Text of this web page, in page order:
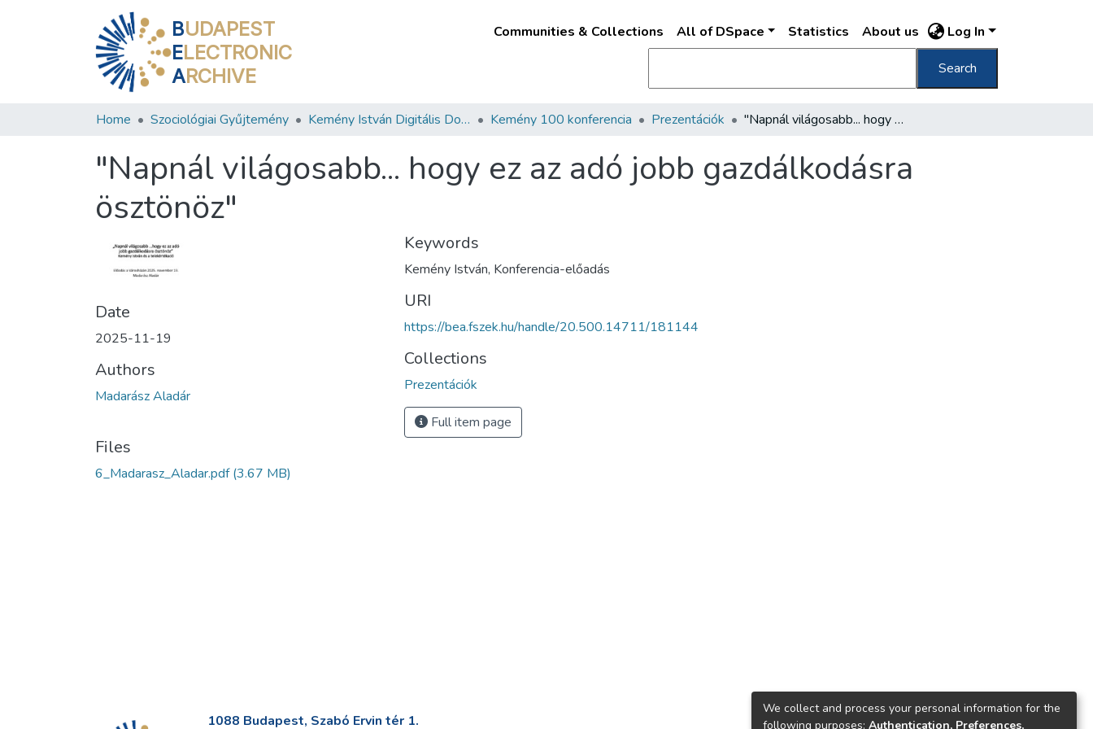
BUDAPEST
ELECTRONIC
ARCHIVE
Communities & Collections All of DSpace Statistics About us Log In
Search
Home Szociológiai Gyűjtemény Kemény István Digitális Dokumentum- és Médiatár Kemény 100 konferencia Prezentációk "Napnál világosabb... hogy ez az adó jobb gazdálkodásra ösztönöz"
"Napnál világosabb... hogy ez az adó jobb gazdálkodásra
ösztönöz"
Date
2025-11-19
Authors
Madarász Aladár
Files
6_Madarasz_Aladar.pdf(3.67 MB)
Keywords
Kemény István, Konferencia-előadás
URI
https://bea.fszek.hu/handle/20.500.14711/181144
Collections
Prezentációk
Full item page
1088 Budapest, Szabó Ervin tér 1.
We collect and process your personal information for the
following purposes: Authentication, Preferences,